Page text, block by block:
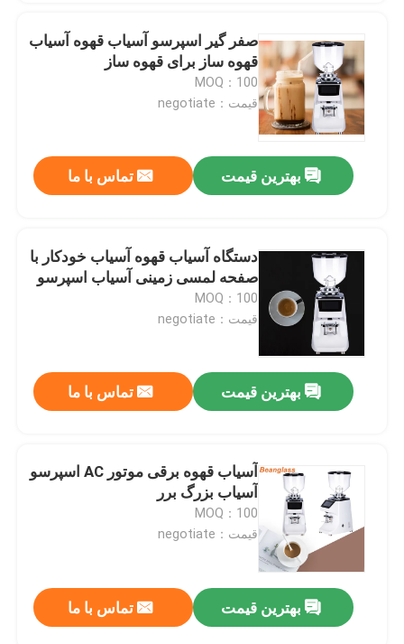
صفر گیر اسپرسو آسیاب قهوه آسیاب
قهوه ساز برای قهوه ساز
MOQ：100
قیمت：negotiate
بهترین قیمت تماس با ما
دستگاه آسیاب قهوه آسیاب خودکار با
صفحه لمسی زمینی آسیاب اسپرسو
MOQ：100
قیمت：negotiate
بهترین قیمت تماس با ما
آسیاب قهوه برقی موتور AC اسپرسو
آسیاب بزرگ برر
MOQ：100
قیمت：negotiate
بهترین قیمت تماس با ما